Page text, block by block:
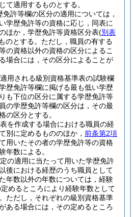
て適用するものとする。
許等欄の区分の適用については，
学歴免許等の資格に応じ，同表に
ほか，学歴免許等資格区分表(別表
のとする。 ただし，職員の有する
の資格以外の資格の区分によるこ
場合には，その区分によることが
用される級別資格基準表の試験欄
歴免許等欄に掲げる最も低い学歴
も下位の区分に属する学歴免許等
の学歴免許等欄の区分は，その最
の区分とする。
を作成する場合における職員の経
別に定めるもののほか， 前条第2項
用いたその者の学歴免許等の資格
年数による。
の適用に当たって用いた学歴免許
後における経歴のうち職員として
年数以外の年数については，経験
めるところにより経験年数として
ただし，それぞれの級別資格基準
ある場合には，その定めるところ